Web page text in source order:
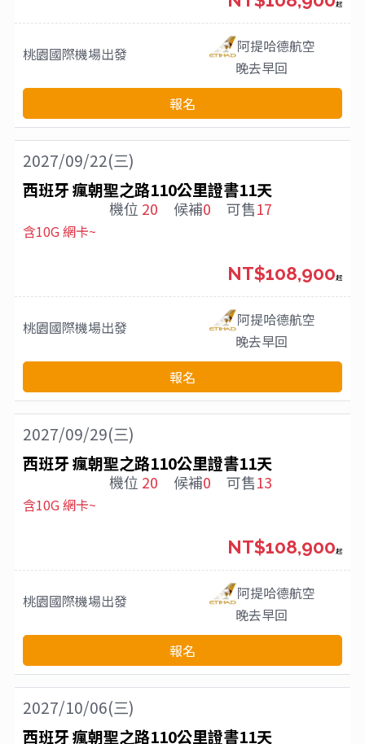
桃園國際機場出發
阿提哈德航空
晚去早回
起
報名
2027/09/22(三)
西班牙 瘋朝聖之路110公里證書11天
機位 20 候補0 可售17
含10G 網卡~
桃園國際機場出發
阿提哈德航空
晚去早回
NT$108,900起
報名
2027/09/29(三)
西班牙 瘋朝聖之路110公里證書11天
機位 20 候補0 可售13
含10G 網卡~
桃園國際機場出發
阿提哈德航空
晚去早回
NT$108,900起
報名
2027/10/06(三)
西班牙 瘋朝聖之路110公里證書11天